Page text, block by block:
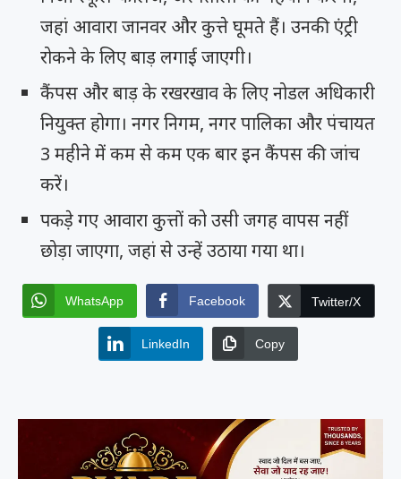
जहां आवारा जानवर और कुत्ते घूमते हैं। उनकी एंट्री
रोकने के लिए बाड़ लगाई जाएगी।
कैंपस और बाड़ के रखरखाव के लिए नोडल अधिकारी
नियुक्त होगा। नगर निगम, नगर पालिका और पंचायत
3 महीने में कम से कम एक बार इन कैंपस की जांच
करें।
पकड़ेगए आवारा कुत्तों को उसी जगह वापस नहीं
छोड़ा जाएगा, जहां से उन्हें उठाया गया था।
WhatsApp Facebook Twitter/X
LinkedIn Copy